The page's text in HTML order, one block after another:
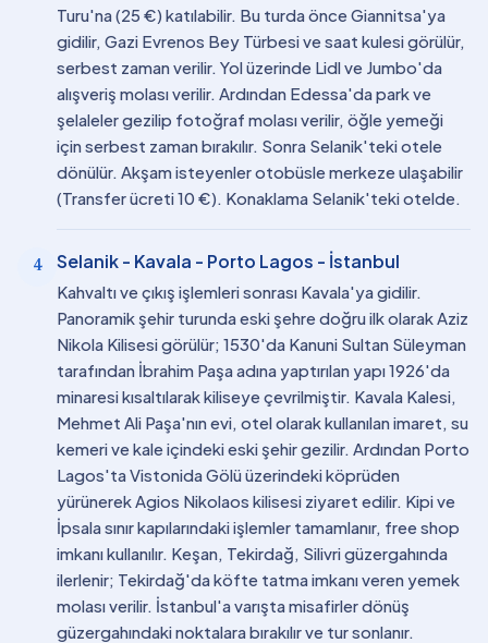
Turu'na (25 €) katılabilir. Bu turda önce Giannitsa'ya
gidilir, Gazi Evrenos Bey Türbesi ve saat kulesi görülür,
serbest zaman verilir. Yol üzerinde Lidl ve Jumbo'da
alışveriş molası verilir. Ardından Edessa'da park ve
şelaleler gezilip fotoğraf molası verilir, öğle yemeği
için serbest zaman bırakılır. Sonra Selanik'teki otele
dönülür. Akşam isteyenler otobüsle merkeze ulaşabilir
(Transfer ücreti 10 €). Konaklama Selanik'teki otelde.
4 Selanik - Kavala - Porto Lagos - İstanbul
Kahvaltı ve çıkış işlemleri sonrası Kavala'ya gidilir.
Panoramik şehir turunda eski şehre doğru ilk olarak Aziz
Nikola Kilisesi görülür; 1530'da Kanuni Sultan Süleyman
tarafından İbrahim Paşa adına yaptırılan yapı 1926'da
minaresi kısaltılarak kiliseye çevrilmiştir. Kavala Kalesi,
Mehmet Ali Paşa'nın evi, otel olarak kullanılan imaret, su
kemeri ve kale içindeki eski şehir gezilir. Ardından Porto
Lagos'ta Vistonida Gölü üzerindeki köprüden
yürünerek Agios Nikolaos kilisesi ziyaret edilir. Kipi ve
İpsala sınır kapılarındaki işlemler tamamlanır, free shop
imkanı kullanılır. Keşan, Tekirdağ, Silivri güzergahında
ilerlenir; Tekirdağ'da köfte tatma imkanı veren yemek
molası verilir. İstanbul'a varışta misafirler dönüş
güzergahındaki noktalara bırakılır ve tur sonlanır.